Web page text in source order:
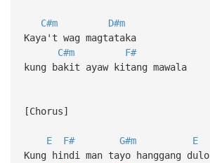
C#m
D#m
Kaya't wag magtataka
C#m
F#
kung bakit ayaw kitang mawala
[Chorus]
E F# G#m
E
Kung hindi man tayo hanggang dulo